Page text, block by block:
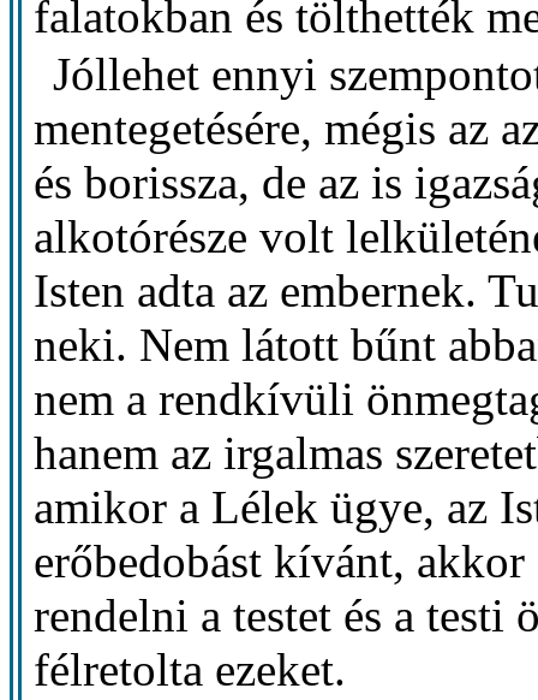
falatokban és tölthették
Jóllehet ennyi
mentegetésére, mégis az
és borissza, de az is
alkotórésze volt
Isten adta az embernek.
neki. Nem látott bűnt
nem a rendkívüli
hanem az irgalmas
amikor a Lélek ügye, az
erőbedobást kívánt,
rendelni a testet és a testi
félretolta ezeket.